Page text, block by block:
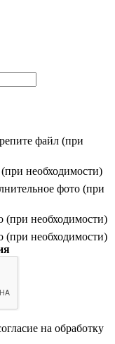
файл (при
необходимости)
фото (при
(при необходимости)
(при необходимости)
на обработку